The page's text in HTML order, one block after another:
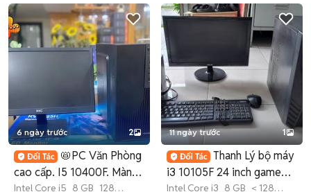
6 ngày trước 2
📛PC Văn Phòng
cao cấp. I5 10400F. Màn
24inch Mới.
Intel Core i5 8 GB 128
11 ngày trước 1
Thanh Lý bộ máy
i3 10105F 24 inch game
đồ họa ngon
Intel Core i3 8 GB < 128